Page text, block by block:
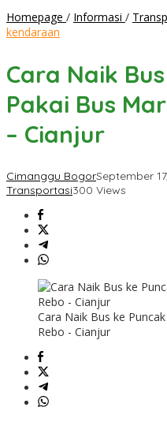
Homepage / Informasi /
kendaraan
Cara Naik
Pakai Bus
– Cianjur
Cimanggu BogorSeptember
Transportasi300 Views
Cara Naik Bus ke
Rebo - Cianjur